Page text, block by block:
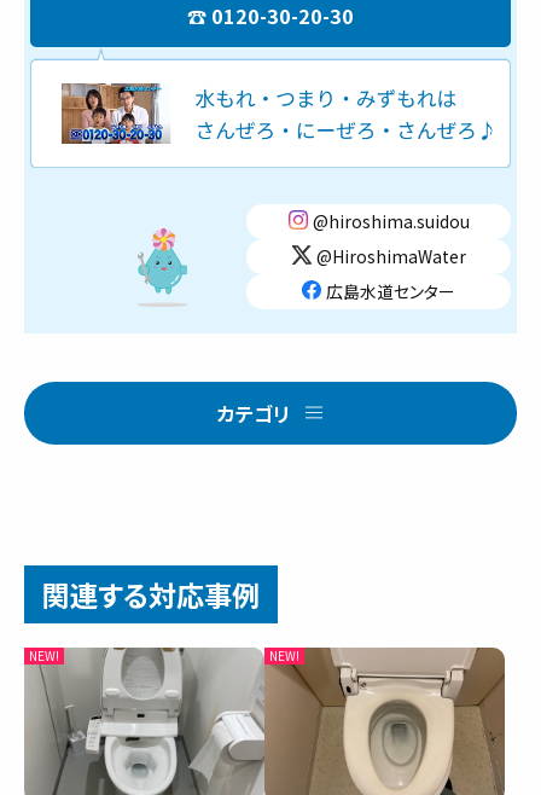
0120-30-20-30
@hiroshima.suidou
@HiroshimaWater
広島水道センター
カテゴリ
関連する対応事例